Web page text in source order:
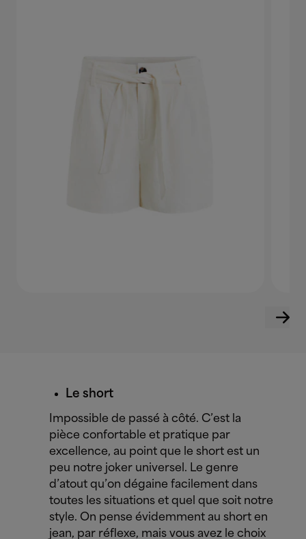
Le short
Impossible de passé à côté. C’est la
pièce confortable et pratique par
excellence, au point que le short est un
peu notre joker universel. Le genre
d’atout qu’on dégaine facilement dans
toutes les situations et quel que soit notre
style. On pense évidemment au short en
jean, par réflexe, mais vous avez le choix